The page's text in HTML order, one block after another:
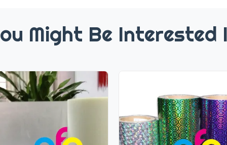
Might Be Interested